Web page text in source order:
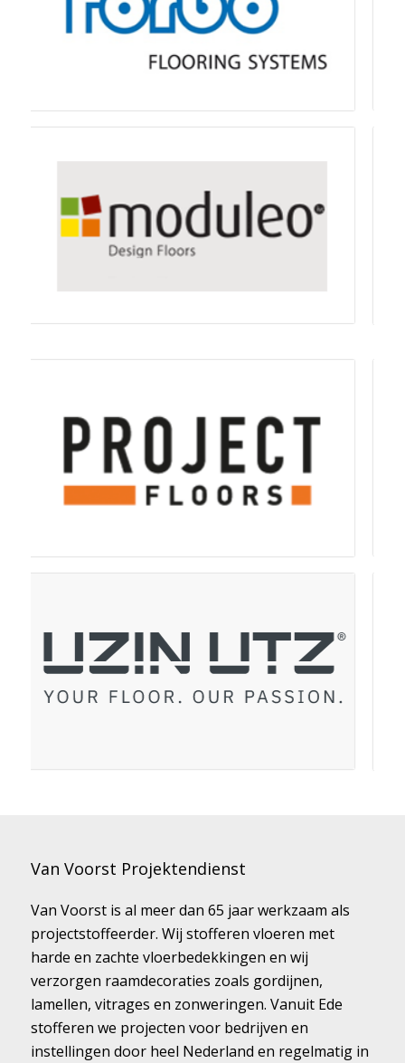
Van Voorst Projektendienst
Van Voorst is al meer dan 65 jaar werkzaam als
projectstoffeerder. Wij stofferen vloeren met
harde en zachte vloerbedekkingen en wij
verzorgen raamdecoraties zoals gordijnen,
lamellen, vitrages en zonweringen. Vanuit Ede
stofferen we projecten voor bedrijven en
instellingen door heel Nederland en regelmatig in